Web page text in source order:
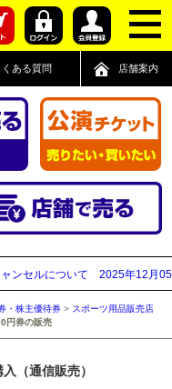
くある質問 店舗案内
ルについて 2025年12月05日 【
・株主優待券 > スポーツ用品販売店
円券の販売
（通信販売）